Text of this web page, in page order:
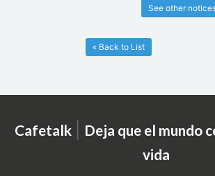
See other
« Back to List
Cafetalk | Deja que el mundo
vida